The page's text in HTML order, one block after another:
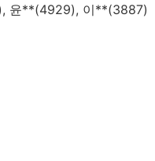
윤**(4929), 이**(3887)